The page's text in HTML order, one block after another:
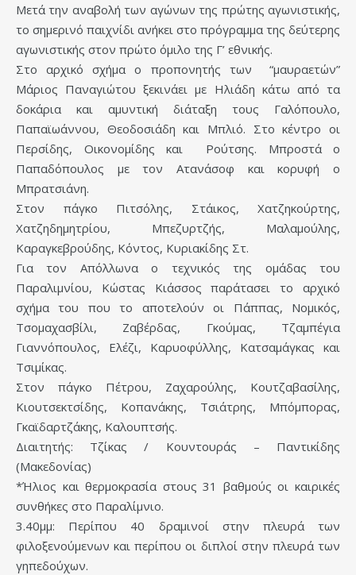
Μετά την αναβολή των αγώνων της πρώτης αγωνιστικής,
το σημερινό παιχνίδι ανήκει στο πρόγραμμα της δεύτερης
αγωνιστικής στον πρώτο όμιλο της Γ’ εθνικής.
Στο αρχικό σχήμα ο προπονητής των “μαυραετών”
Μάριος Παναγιώτου ξεκινάει με Ηλιάδη κάτω από τα
δοκάρια και αμυντική διάταξη τους Γαλόπουλο,
Παπαϊωάννου, Θεοδοσιάδη και Μπλιό. Στο κέντρο οι
Περσίδης, Οικονομίδης και Ρούτσης. Μπροστά ο
Παπαδόπουλος με τον Ατανάσοφ και κορυφή ο
Μπρατσιάνη.
Στον πάγκο Πιτσόλης, Στάικος, Χατζηκούρτης,
Χατζηδημητρίου, Μπεζυρτζής, Μαλαμούλης,
Καραγκεβρούδης, Κόντος, Κυριακίδης Στ.
Για τον Απόλλωνα ο τεχνικός της ομάδας του
Παραλιμνίου, Κώστας Κιάσσος παράτασει το αρχικό
σχήμα του που το αποτελούν οι Πάππας, Νομικός,
Τσομαχασβίλι, Ζαβέρδας, Γκούμας, Τζαμπέγια
Γιαννόπουλος, Ελέζι, Καρυοφύλλης, Κατσαμάγκας και
Τσιμίκας.
Στον πάγκο Πέτρου, Ζαχαρούλης, Κουτζαβασίλης,
Κιουτσεκτσίδης, Κοπανάκης, Τσιάτρης, Μπόμπορας,
Γκαϊδαρτζάκης, Καλουπτσής.
Διαιτητής: Τζίκας / Κουντουράς – Παντικίδης
(Μακεδονίας)
*Ήλιος και θερμοκρασία στους 31 βαθμούς οι καιρικές
συνθήκες στο Παραλίμνιο.
3.40μμ: Περίπου 40 δραμινοί στην πλευρά των
φιλοξενούμενων και περίπου οι διπλοί στην πλευρά των
γηπεδούχων.